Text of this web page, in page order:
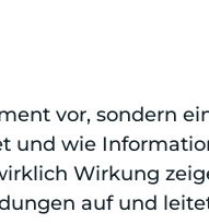
vor, sondern
und wie
Wirkung
auf und